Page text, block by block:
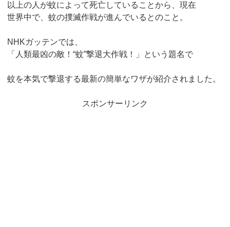
以上の人が蚊によって死亡していることから、現在
世界中で、蚊の撲滅作戦が進んでいるとのこと。
NHKガッテンでは、
「人類最凶の敵！“蚊”撃退大作戦！」という題名で
蚊を本気で撃退する最新の簡単なワザが紹介されました。
スポンサーリンク